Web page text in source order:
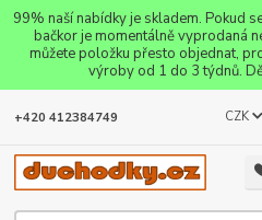
99% naší nabídky je skladem. Pokud
bačkor je momentálně vyprodaná
můžete položku přesto objednat,
výroby od 1 do 3 týdnů.
CZK
+420 412384749